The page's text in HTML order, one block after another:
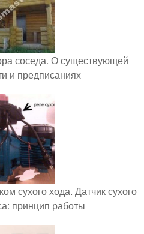
соседа. О существующей
и предписаниях
сухого хода. Датчик сухого
принцип работы